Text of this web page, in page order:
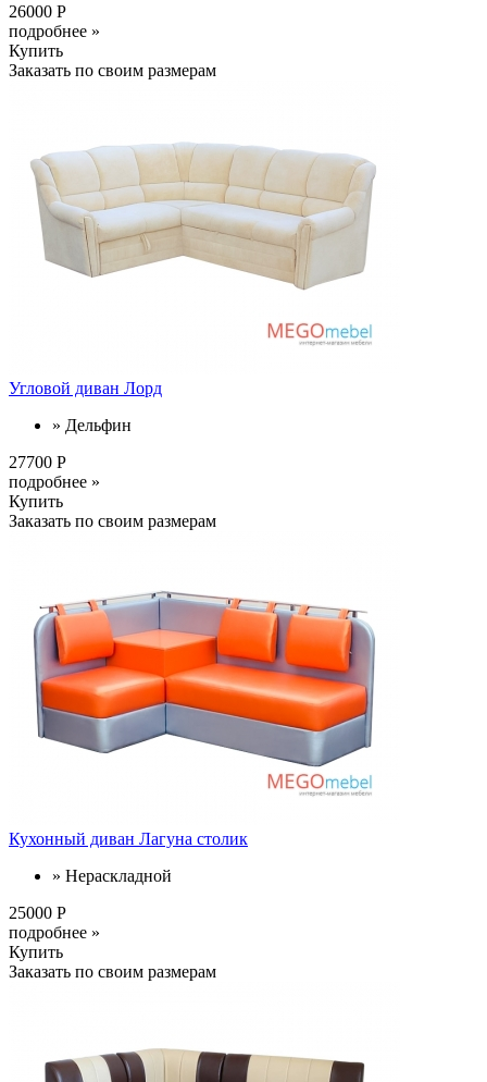
26000 Р
подробнее »
Купить
Заказать по своим размерам
Угловой диван Лорд
» Дельфин
27700 Р
подробнее »
Купить
Заказать по своим размерам
Кухонный диван Лагуна столик
» Нераскладной
25000 Р
подробнее »
Купить
Заказать по своим размерам